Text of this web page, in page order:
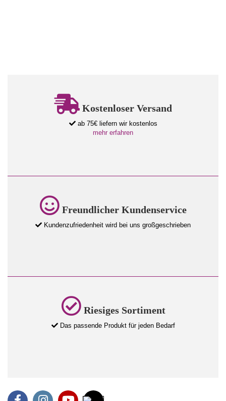
Kostenloser Versand
ab 75€ liefern wir kostenlos
mehr erfahren
Freundlicher Kundenservice
Kundenzufriedenheit wird bei uns großgeschrieben
Riesiges Sortiment
Das passende Produkt für jeden Bedarf